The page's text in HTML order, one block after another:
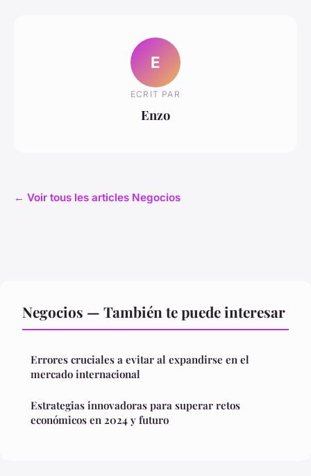
E
ECRIT PAR
Enzo
← Voir tous les articles Negocios
Negocios — También te puede interesar
Errores cruciales a evitar al expandirse en el
mercado internacional
Estrategias innovadoras para superar retos
económicos en 2024 y futuro